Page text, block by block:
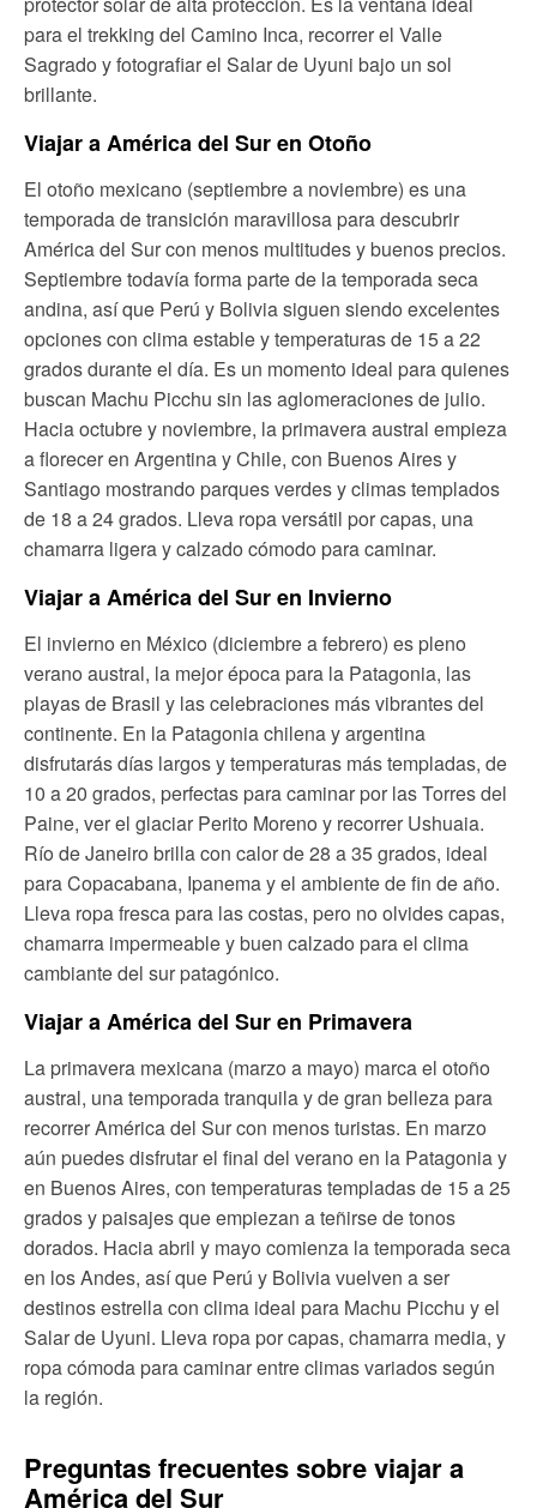
para el trekking del Camino Inca, recorrer el Valle
Sagrado y fotografiar el Salar de Uyuni bajo un sol
brillante.
Viajar a América del Sur en Otoño
El otoño mexicano (septiembre a noviembre) es una
temporada de transición maravillosa para descubrir
América del Sur con menos multitudes y buenos precios.
Septiembre todavía forma parte de la temporada seca
andina, así que Perú y Bolivia siguen siendo excelentes
opciones con clima estable y temperaturas de 15 a 22
grados durante el día. Es un momento ideal para quienes
buscan Machu Picchu sin las aglomeraciones de julio.
Hacia octubre y noviembre, la primavera austral empieza
a florecer en Argentina y Chile, con Buenos Aires y
Santiago mostrando parques verdes y climas templados
de 18 a 24 grados. Lleva ropa versátil por capas, una
chamarra ligera y calzado cómodo para caminar.
Viajar a América del Sur en Invierno
El invierno en México (diciembre a febrero) es pleno
verano austral, la mejor época para la Patagonia, las
playas de Brasil y las celebraciones más vibrantes del
continente. En la Patagonia chilena y argentina
disfrutarás días largos y temperaturas más templadas, de
10 a 20 grados, perfectas para caminar por las Torres del
Paine, ver el glaciar Perito Moreno y recorrer Ushuaia.
Río de Janeiro brilla con calor de 28 a 35 grados, ideal
para Copacabana, Ipanema y el ambiente de fin de año.
Lleva ropa fresca para las costas, pero no olvides capas,
chamarra impermeable y buen calzado para el clima
cambiante del sur patagónico.
Viajar a América del Sur en Primavera
La primavera mexicana (marzo a mayo) marca el otoño
austral, una temporada tranquila y de gran belleza para
recorrer América del Sur con menos turistas. En marzo
aún puedes disfrutar el final del verano en la Patagonia y
en Buenos Aires, con temperaturas templadas de 15 a 25
grados y paisajes que empiezan a teñirse de tonos
dorados. Hacia abril y mayo comienza la temporada seca
en los Andes, así que Perú y Bolivia vuelven a ser
destinos estrella con clima ideal para Machu Picchu y el
Salar de Uyuni. Lleva ropa por capas, chamarra media, y
ropa cómoda para caminar entre climas variados según
la región.
Preguntas frecuentes sobre viajar a
América del Sur